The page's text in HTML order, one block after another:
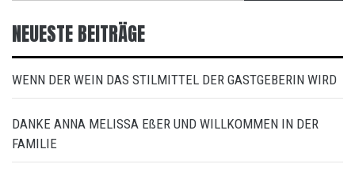
NEUESTE BEITRÄGE
WENN DER WEIN DAS STILMITTEL DER GASTGEBERIN WIRD
DANKE ANNA MELISSA EßER UND WILLKOMMEN IN DER
FAMILIE